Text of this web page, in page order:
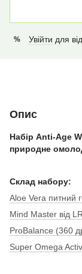
% Увійти для
Опис
Набір Anti-Age
природне
Склад набору:
Aloe Vera питний
Mind Master від
ProBalance (360
Super Omega